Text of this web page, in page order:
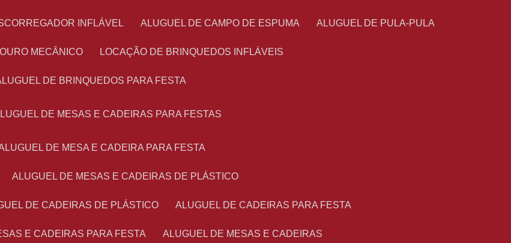
INFLÁVEL ALUGUEL DE CAMPO DE ESPUMA ALUGUEL DE PULA-PULA
MECÂNICO LOCAÇÃO DE BRINQUEDOS INFLÁVEIS
ALUGUEL DE BRINQUEDOS PARA FESTA
ALUGUEL DE MESAS E CADEIRAS PARA FESTAS
ALUGUEL DE MESA E CADEIRA PARA FESTA
ALUGUEL DE MESAS E CADEIRAS DE PLÁSTICO
DE CADEIRAS DE PLÁSTICO ALUGUEL DE CADEIRAS PARA FESTA
E CADEIRAS PARA FESTA ALUGUEL DE MESAS E CADEIRAS